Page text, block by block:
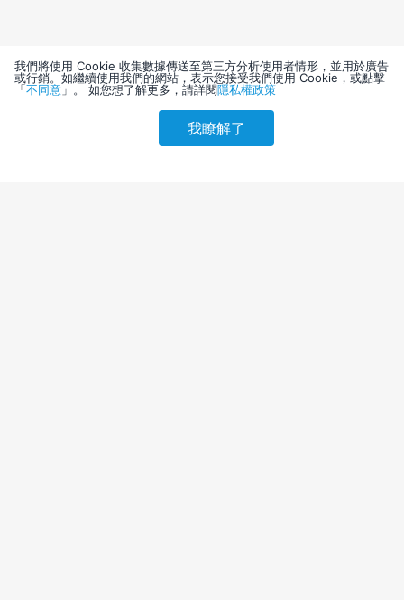
請選擇其他入住日
我們將使用 Cookie 收集數據傳送至第三方分析使用者情形，並用於廣告
或行銷。如繼續使用我們的網站，表示您接受我們使用 Cookie，或點擊
「不同意 」。 如您想了解更多，請詳閱隱私權政策
我瞭解了